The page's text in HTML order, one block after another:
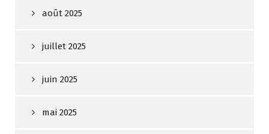
août 2025
juillet 2025
juin 2025
mai 2025